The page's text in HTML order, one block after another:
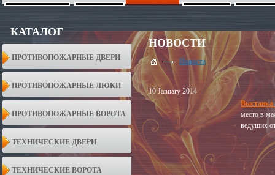
КАТАЛОГ
ПРОТИВОПОЖАРНЫЕ ДВЕРИ
ПРОТИВОПОЖАРНЫЕ ЛЮКИ
ПРОТИВОПОЖАРНЫЕ ВОРОТА
ТЕХНИЧЕСКИЕ ДВЕРИ
ТЕХНИЧЕСКИЕ ВОРОТА
НОВОСТИ
Новости
10 January 2014
Выставка
место в
ведущих